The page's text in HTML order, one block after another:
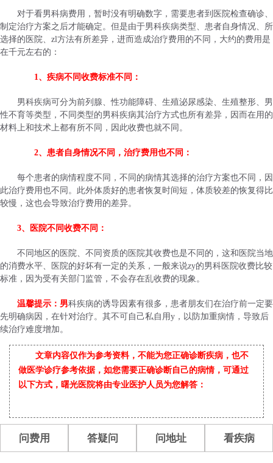
对于看男科病费用，暂时没有明确数字，需要患者到医院检查确诊、
制定治疗方案之后才能确定。但是由于男科疾病类型、患者自身情况、所
选择的医院、zl方法有所差异，进而造成治疗费用的不同，大约的费用是
在千元左右的：
1、疾病不同收费标准不同：
男科疾病可分为前列腺、性功能障碍、生殖泌尿感染、生殖整形、男
性不育等类型，不同类型的男科疾病其治疗方式也所有差异，因而在用的
材料上和技术上都有所不同，因此收费也就不同。
2、患者自身情况不同，治疗费用也不同：
每个患者的病情程度不同，不同的病情其选择的治疗方案也不同，因
此治疗费用也不同。此外体质好的患者恢复时间短，体质较差的恢复得比
较慢，这也会导致治疗费用的差异。
3、医院不同收费不同：
不同地区的医院、不同资质的医院其收费也是不同的，这和医院当地
的消费水平、医院的好坏有一定的关系，一般来说zy的男科医院收费比较
标准，因为受有关部门监管，不会存在乱收费的现象。
温馨提示：男科疾病的诱导因素有很多，患者朋友们在治疗前一定要
先明确病因，在针对治疗。其不可自己私自用y，以防加重病情，导致后
续治疗难度增加。
文章内容仅作为参考资料，不能为您正确诊断疾病，也不
做医学诊疗参考依据，如您需要正确诊断自己的病情，可通过
以下方式，曙光医院将由专业医护人员为您解答：
问费用 答疑问 问地址 看疾病